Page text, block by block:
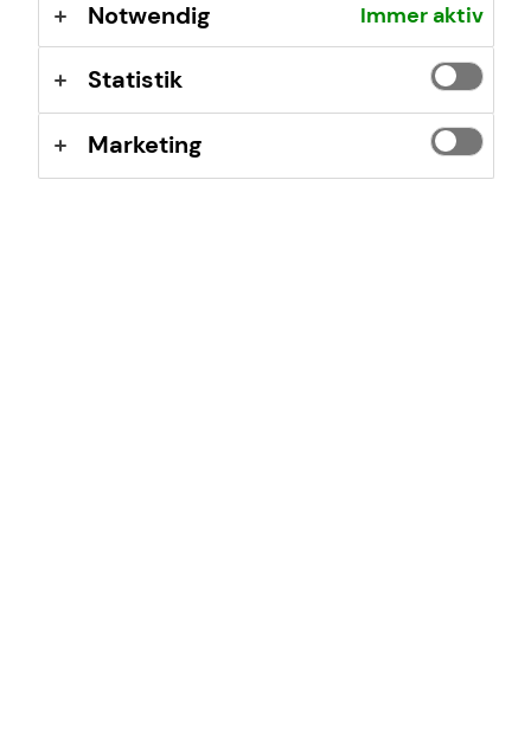
Kontaktformular
Notwendig Immer aktiv
Statistik
Marketing